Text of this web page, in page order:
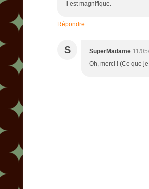
Il est magnifique.
Répondre
S SuperMadame 11/
Oh, merci ! (Ce que